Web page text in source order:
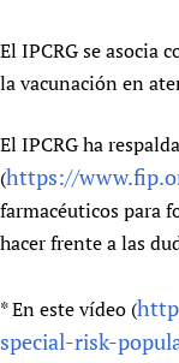
El IPCRG se asocia
la vacunación en
El IPCRG ha
(https://
farmacéuticos para
hacer frente a las
* En este vídeo (
special-risk-